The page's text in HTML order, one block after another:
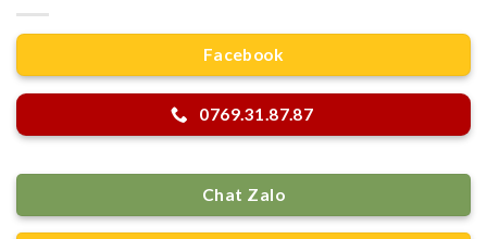
Facebook
0769.31.87.87
Chat Zalo